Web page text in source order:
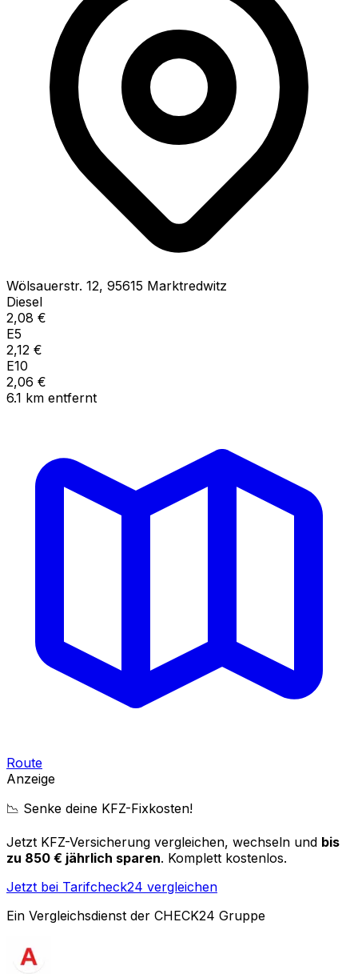
Wölsauerstr. 12, 95615 Marktredwitz
Diesel
2,08 €
E5
2,12 €
E10
2,06 €
6.1 km entfernt
Route
Anzeige
📉 Senke deine KFZ-Fixkosten!
Jetzt KFZ-Versicherung vergleichen, wechseln und bis
zu 850 € jährlich sparen. Komplett kostenlos.
Jetzt bei Tarifcheck24 vergleichen
Ein Vergleichsdienst der CHECK24 Gruppe